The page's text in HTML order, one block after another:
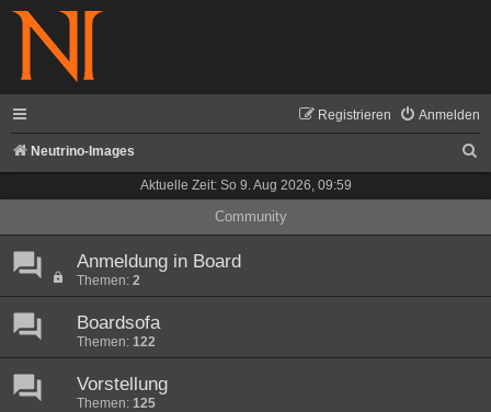
Anmelden
Registrieren
Neutrino-Images
h
Aktuelle Zeit: So 9. Aug 2026, 09:59
Community
Anmeldung in Board
Themen: 2
Boardsofa
Themen: 122
Vorstellung
Themen: 125